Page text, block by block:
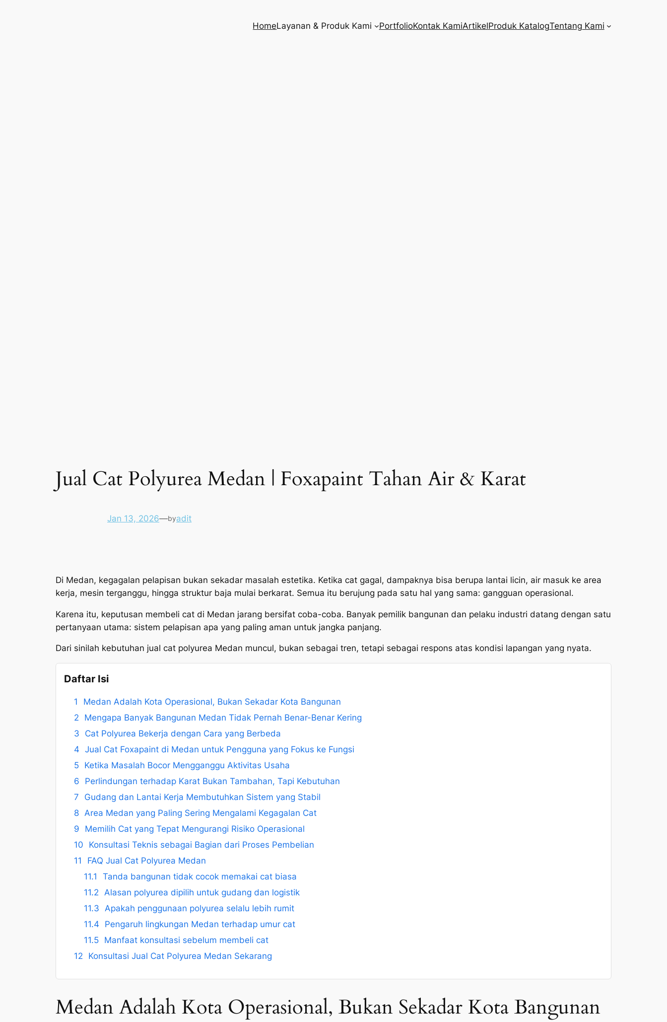
HomeLayanan & Produk Kami PortfolioKontak KamiArtikelProduk KatalogTentang Kami
Jual Cat Polyurea Medan | Foxapaint Tahan Air & Karat
Jan 13, 2026—byadit
Di Medan, kegagalan pelapisan bukan sekadar masalah estetika. Ketika cat gagal, dampaknya bisa berupa lantai licin, air masuk ke area
kerja, mesin terganggu, hingga struktur baja mulai berkarat. Semua itu berujung pada satu hal yang sama: gangguan operasional.
Karena itu, keputusan membeli cat di Medan jarang bersifat coba-coba. Banyak pemilik bangunan dan pelaku industri datang dengan satu
pertanyaan utama: sistem pelapisan apa yang paling aman untuk jangka panjang.
Dari sinilah kebutuhan jual cat polyurea Medan muncul, bukan sebagai tren, tetapi sebagai respons atas kondisi lapangan yang nyata.
Daftar Isi
Medan Adalah Kota Operasional, Bukan Sekadar Kota Bangunan
Mengapa Banyak Bangunan Medan Tidak Pernah Benar-Benar Kering
Cat Polyurea Bekerja dengan Cara yang Berbeda
Jual Cat Foxapaint di Medan untuk Pengguna yang Fokus ke Fungsi
Ketika Masalah Bocor Mengganggu Aktivitas Usaha
Perlindungan terhadap Karat Bukan Tambahan, Tapi Kebutuhan
Gudang dan Lantai Kerja Membutuhkan Sistem yang Stabil
Area Medan yang Paling Sering Mengalami Kegagalan Cat
Memilih Cat yang Tepat Mengurangi Risiko Operasional
Konsultasi Teknis sebagai Bagian dari Proses Pembelian
FAQ Jual Cat Polyurea Medan
Tanda bangunan tidak cocok memakai cat biasa
Alasan polyurea dipilih untuk gudang dan logistik
Apakah penggunaan polyurea selalu lebih rumit
Pengaruh lingkungan Medan terhadap umur cat
Manfaat konsultasi sebelum membeli cat
Konsultasi Jual Cat Polyurea Medan Sekarang
Medan Adalah Kota Operasional, Bukan Sekadar Kota Bangunan